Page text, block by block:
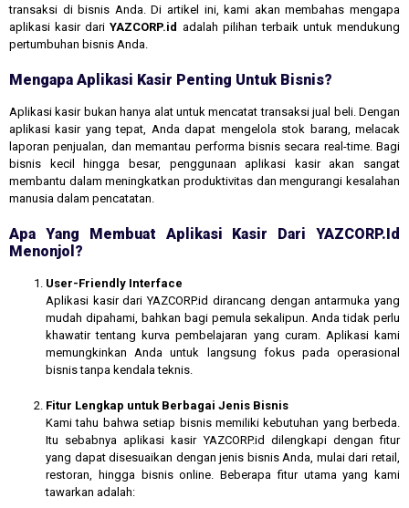
transaksi di bisnis Anda. Di artikel ini, kami akan membahas mengapa
aplikasi kasir dariYAZCORP.id adalah pilihan terbaik untuk mendukung
pertumbuhan bisnis Anda.
Mengapa Aplikasi Kasir Penting Untuk Bisnis?
Aplikasi kasir bukan hanya alat untuk mencatat transaksi jual beli. Dengan
aplikasi kasir yang tepat, Anda dapat mengelola stok barang, melacak
laporan penjualan, dan memantau performa bisnis secara real-time. Bagi
bisnis kecil hingga besar, penggunaan aplikasi kasir akan sangat
membantu dalam meningkatkan produktivitas dan mengurangi kesalahan
manusia dalam pencatatan.
Apa Yang Membuat Aplikasi Kasir Dari YAZCORP.id
Menonjol?
User-Friendly Interface
Aplikasi kasir dari YAZCORP.id dirancang dengan antarmuka yang
mudah dipahami, bahkan bagi pemula sekalipun. Anda tidak perlu
khawatir tentang kurva pembelajaran yang curam. Aplikasi kami
memungkinkan Anda untuk langsung fokus pada operasional
bisnis tanpa kendala teknis.
Fitur Lengkap untuk Berbagai Jenis Bisnis
Kami tahu bahwa setiap bisnis memiliki kebutuhan yang berbeda.
Itu sebabnya aplikasi kasir YAZCORP.id dilengkapi dengan fitur
yang dapat disesuaikan dengan jenis bisnis Anda, mulai dari retail,
restoran, hingga bisnis online. Beberapa fitur utama yang kami
tawarkan adalah: